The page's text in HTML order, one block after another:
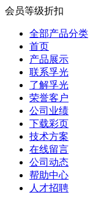
会员等级折扣
全部产品分类
首页
产品展示
联系孚光
了解孚光
荣誉客户
公司业绩
下载彩页
技术方案
在线留言
公司动态
帮助中心
人才招聘